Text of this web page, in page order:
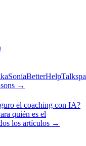
SoniaBetterHelp
→
el coaching con IA?
quién es el
los artículos →